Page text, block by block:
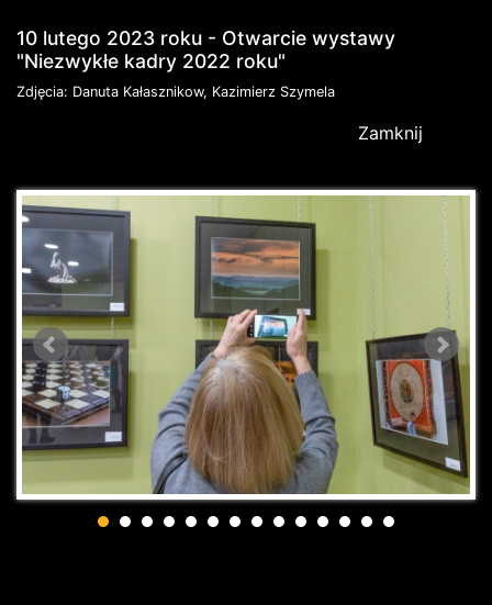
10 lutego 2023 roku - Otwarcie wystawy
"Niezwykłe kadry 2022 roku"
Zdjęcia: Danuta Kałasznikow, Kazimierz Szymela
Zamknij